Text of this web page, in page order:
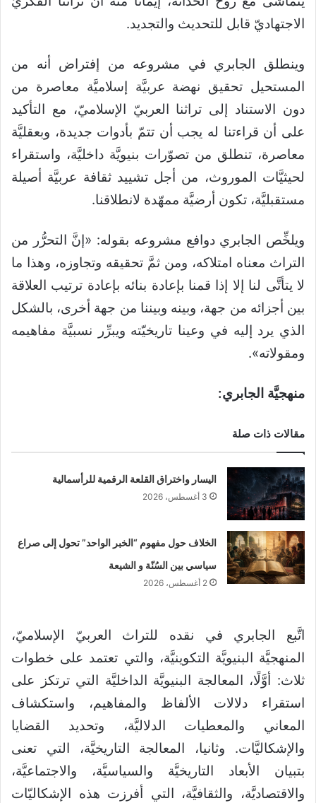
الاجتهاديّ قابل للتحديث والتجديد.
وينطلق الجابري في مشروعه من إفتراض أنه من
المستحيل تحقيق نهضة عربيَّة إسلاميَّة معاصرة من
دون الاستناد إلى تراثنا العربيّ الإسلاميّ، مع التأكيد
على أن قراءتنا له يجب أن تتمّ بأدوات جديدة، وبعقليَّة
معاصرة، تنطلق من تصوّرات بنيويَّة داخليَّة، واستقراء
لحيثيَّات الموروث، من أجل تشييد ثقافة عربيَّة أصيلة
مستقبليَّة، تكون أرضيَّة ممهّدة لانطلاقنا.
ويلخِّص الجابري دوافع مشروعه بقوله: «إنَّ التحرُّر من
التراث معناه امتلاكه، ومن ثمَّ تحقيقه وتجاوزه، وهذا ما
لا يتأتَّى لنا إلا إذا قمنا بإعادة بنائه بإعادة ترتيب العلاقة
بين أجزائه من جهة، وبينه وبيننا من جهة أخرى، بالشكل
الذي يرد إليه في وعينا تاريخيّته ويبرِّر نسبيَّة مفاهيمه
ومقولاته».
منهجيَّة الجابري:
مقالات ذات صلة
اليسار واختراق القلعة الرقمية للرأسمالية
3 أغسطس، 2026
الخلاف حول مفهوم “الخبر الواحد” تحول إلى صراع
سياسي بين السُنّة و الشيعة
2 أغسطس، 2026
اتَّبع الجابري في نقده للتراث العربيّ الإسلاميّ،
المنهجيَّة البنيويَّة التكوينيَّة، والتي تعتمد على خطوات
ثلاث: أوَّلًا، المعالجة البنيويَّة الداخليَّة التي ترتكز على
استقراء دلالات الألفاظ والمفاهيم، واستكشاف
المعاني والمعطيات الدلاليَّة، وتحديد القضايا
والإشكاليَّات. وثانيا، المعالجة التاريخيَّة، التي تعنى
بتبيان الأبعاد التاريخيَّة والسياسيَّة، والاجتماعيَّة،
والاقتصاديَّة، والثقافيَّة، التي أفرزت هذه الإشكاليّات